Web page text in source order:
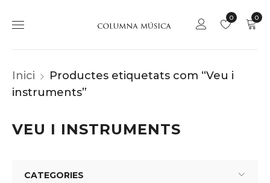
0
0
Inici
Productes etiquetats com “Veu i
instruments”
VEU I INSTRUMENTS
CATEGORIES